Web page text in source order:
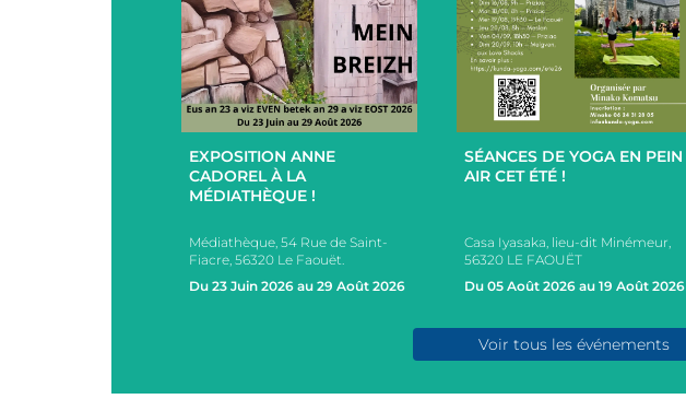
+
EXPOSITION ANNE
CADOREL À LA
MÉDIATHÈQUE !
Médiathèque, 54 Rue de Saint-
Fiacre, 56320 Le Faouët.
Du 23 Juin 2026 au 29 Août 2026
SÉANCES DE YOGA EN PEIN
AIR CET ÉTÉ !
Casa Iyasaka, lieu-dit Minémeur,
56320 LE FAOUËT
Du 05 Août 2026 au 19 Août 2026
Voir tous les événements